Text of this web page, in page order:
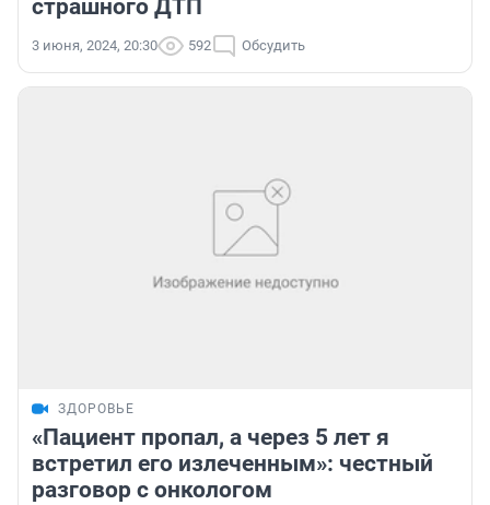
страшного ДТП
3 июня, 2024, 20:30 592 Обсудить
ЗДОРОВЬЕ
«Пациент пропал, а через 5 лет я
встретил его излеченным»: честный
разговор с онкологом